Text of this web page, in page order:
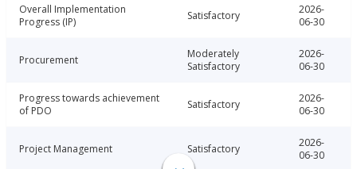
Overall Implementation
Progress (IP)
Satisfactory
2026-
06-30
Procurement
Moderately
Satisfactory
2026-
06-30
Progress towards achievement
of PDO
Satisfactory
2026-
06-30
Project Management Satisfactory
2026-
06-30